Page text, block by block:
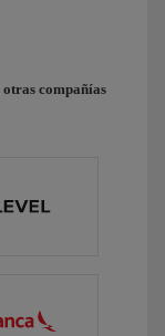
otras compañías